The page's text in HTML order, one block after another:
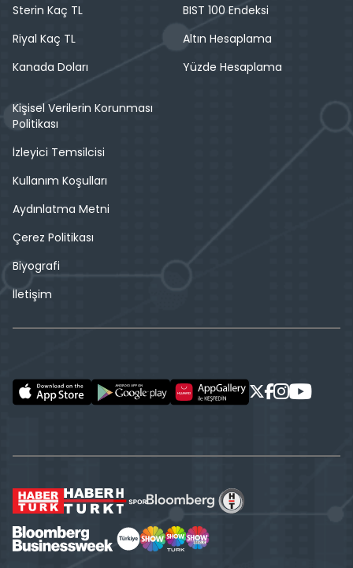
Sterin Kaç TL
Riyal Kaç TL
Kanada Doları
BIST 100 Endeksi
Altın Hesaplama
Yüzde Hesaplama
Kişisel Verilerin Korunması
Politikası
İzleyici Temsilcisi
Kullanım Koşulları
Aydınlatma Metni
Çerez Politikası
Biyografi
İletişim